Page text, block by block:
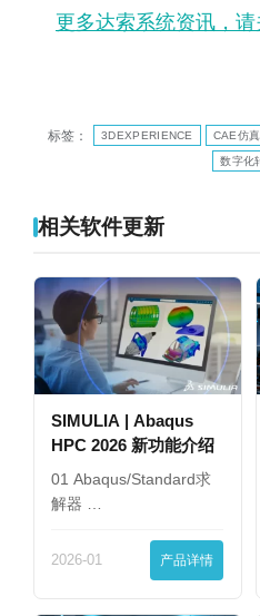
更多达索系统资讯，请
标签： 3DEXPERIENCE CAE仿
数字化
相关软件更新
SIMULIA | Abaqus
HPC 2026 新功能介绍
01 Abaqus/Standard求
解器 …
2026-01 产品详情